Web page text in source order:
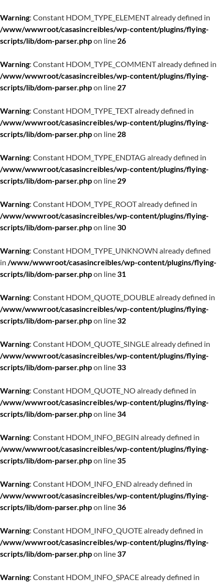
Warning: Constant HDOM_TYPE_ELEMENT already defined in
/www/wwwroot/casasincreibles/wp-content/plugins/flying-
scripts/lib/dom-parser.phpon line 26
Warning: Constant HDOM_TYPE_COMMENT already defined in
/www/wwwroot/casasincreibles/wp-content/plugins/flying-
scripts/lib/dom-parser.phpon line 27
Warning: Constant HDOM_TYPE_TEXT already defined in
/www/wwwroot/casasincreibles/wp-content/plugins/flying-
scripts/lib/dom-parser.phpon line 28
Warning: Constant HDOM_TYPE_ENDTAG already defined in
/www/wwwroot/casasincreibles/wp-content/plugins/flying-
scripts/lib/dom-parser.phpon line 29
Warning: Constant HDOM_TYPE_ROOT already defined in
/www/wwwroot/casasincreibles/wp-content/plugins/flying-
scripts/lib/dom-parser.phpon line30
Warning: Constant HDOM_TYPE_UNKNOWN already defined
in /www/wwwroot/casasincreibles/wp-content/plugins/flying-
scripts/lib/dom-parser.phpon line31
Warning: Constant HDOM_QUOTE_DOUBLE already defined in
/www/wwwroot/casasincreibles/wp-content/plugins/flying-
scripts/lib/dom-parser.phpon line32
Warning: Constant HDOM_QUOTE_SINGLE already defined in
/www/wwwroot/casasincreibles/wp-content/plugins/flying-
scripts/lib/dom-parser.phpon line33
Warning: Constant HDOM_QUOTE_NO already defined in
/www/wwwroot/casasincreibles/wp-content/plugins/flying-
scripts/lib/dom-parser.phpon line34
Warning: Constant HDOM_INFO_BEGIN already defined in
/www/wwwroot/casasincreibles/wp-content/plugins/flying-
scripts/lib/dom-parser.phpon line35
Warning: Constant HDOM_INFO_END already defined in
/www/wwwroot/casasincreibles/wp-content/plugins/flying-
scripts/lib/dom-parser.phpon line36
Warning: Constant HDOM_INFO_QUOTE already defined in
/www/wwwroot/casasincreibles/wp-content/plugins/flying-
scripts/lib/dom-parser.phpon line37
Warning: Constant HDOM_INFO_SPACE already defined in